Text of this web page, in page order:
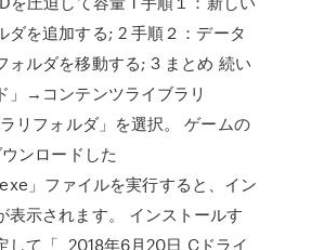
ダを追加する; 2 手順２：データ
ォルダを移動する; 3 まとめ 続い
」→コンテンツライブラリ
ラリフォルダ」を選択。 ゲームの
ンロードした
」ファイルを実行すると、イン
表示されます。 インストールす
して「 2018年6月20日 Cドライ